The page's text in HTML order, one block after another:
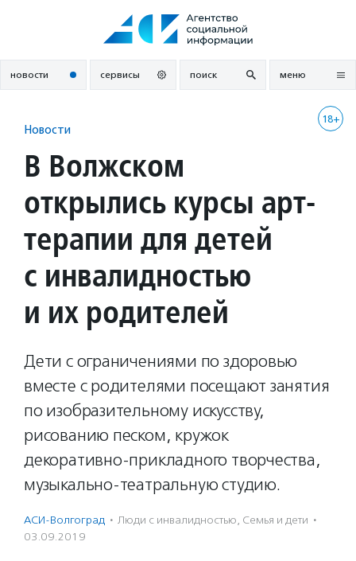
новости сервисы поиск меню
18+
Новости
В Волжском
открылись курсы арт-
терапии для детей
с инвалидностью
и их родителей
Дети с ограничениями по здоровью
вместе с родителями посещают занятия
по изобразительному искусству,
рисованию песком, кружок
декоративно-прикладного творчества,
музыкально-театральную студию.
АСИ-Волгоград · Люди с инвалидностью, Семья и дети ·
03.09.2019